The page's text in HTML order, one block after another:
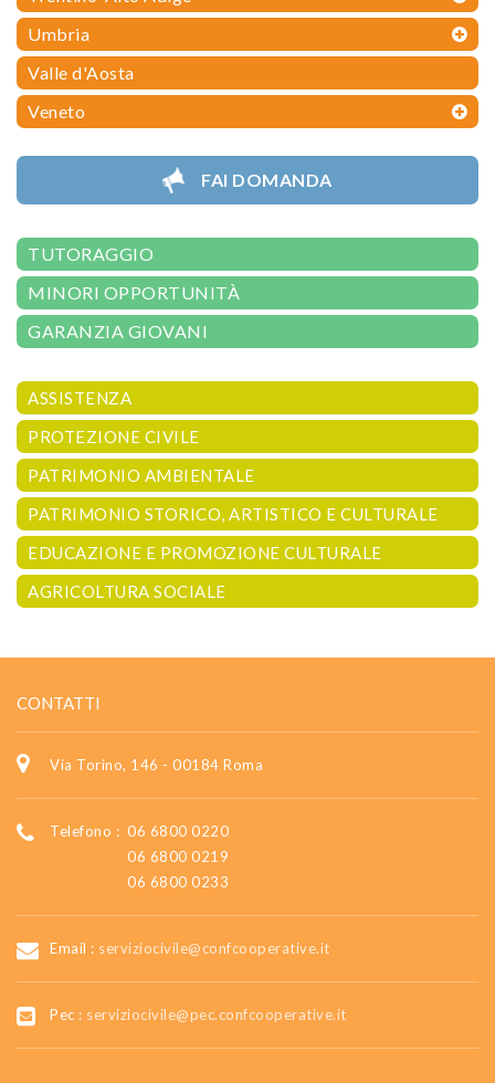
Umbria
Valle d'Aosta
Veneto
FAI DOMANDA
TUTORAGGIO
MINORI OPPORTUNITÀ
GARANZIA GIOVANI
ASSISTENZA
PROTEZIONE CIVILE
PATRIMONIO AMBIENTALE
PATRIMONIO STORICO, ARTISTICO E CULTURALE
EDUCAZIONE E PROMOZIONE CULTURALE
AGRICOLTURA SOCIALE
CONTATTI
Via Torino, 146 - 00184 Roma
Telefono : 06 6800 0220
06 6800 0219
06 6800 0233
Email : serviziocivile@confcooperative.it
Pec : serviziocivile@pec.confcooperative.it